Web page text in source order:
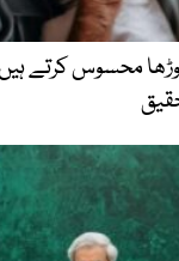
محسوس کرتے